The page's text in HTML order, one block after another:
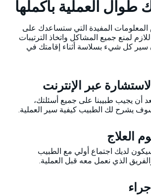
العملية بأكملها
المفيدة التي ستساعدك على
لمنع جميع المشاكل واتخاذ الترتيبات
سير كل شيء بسلاسة أثناء إقامتك في
الاستشارة عبر الإنترنت
أن يجيب طبيبنا على جميع أسئلتك،
يشرح لك الطبيب كيفية سير العملية.
العلاج
لديك اجتماع أولي مع الطبيب
الذي نعمل معه قبل العملية.